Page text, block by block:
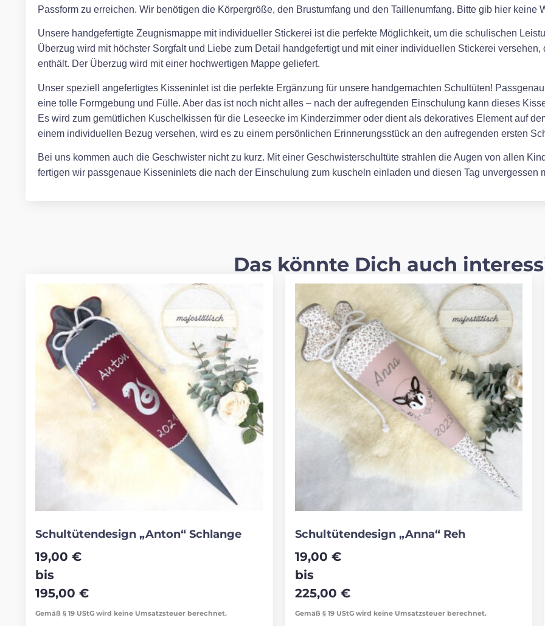
Passform zu erreichen. Wir benötigen die Körpergröße, den Brustumfang und den Taillenumfang. Bitte gib hier keine
Unsere handgefertigte Zeugnismappe mit individueller Stickerei ist die perfekte Möglichkeit, um die schulischen
Überzug wird mit höchster Sorgfalt und Liebe zum Detail handgefertigt und mit einer individuellen Stickerei
enthält. Der Überzug wird mit einer hochwertigen Mappe geliefert.
Unser speziell angefertigtes Kisseninlet ist die perfekte Ergänzung für unsere handgemachten Schultüten!
eine tolle Formgebung und Fülle. Aber das ist noch nicht alles – nach der aufregenden Einschulung kann dieses
Es wird zum gemütlichen Kuschelkissen für die Leseecke im Kinderzimmer oder dient als dekoratives Element auf
einem individuellen Bezug versehen, wird es zu einem persönlichen Erinnerungsstück an den aufregenden ersten
Bei uns kommen auch die Geschwister nicht zu kurz. Mit einer Geschwisterschultüte strahlen die Augen von allen
fertigen wir passgenaue Kisseninlets die nach der Einschulung zum kuscheln einladen und diesen Tag unvergessen
Das könnte Dich auch
Schultütendesign „Anton“ Schlange
19,00 €
bis
195,00 €
Gemäß § 19 UStG wird keine Umsatzsteuer berechnet.
Schultütendesign „Anna“ Reh
19,00 €
bis
225,00 €
Gemäß § 19 UStG wird keine Umsatzsteuer berechnet.